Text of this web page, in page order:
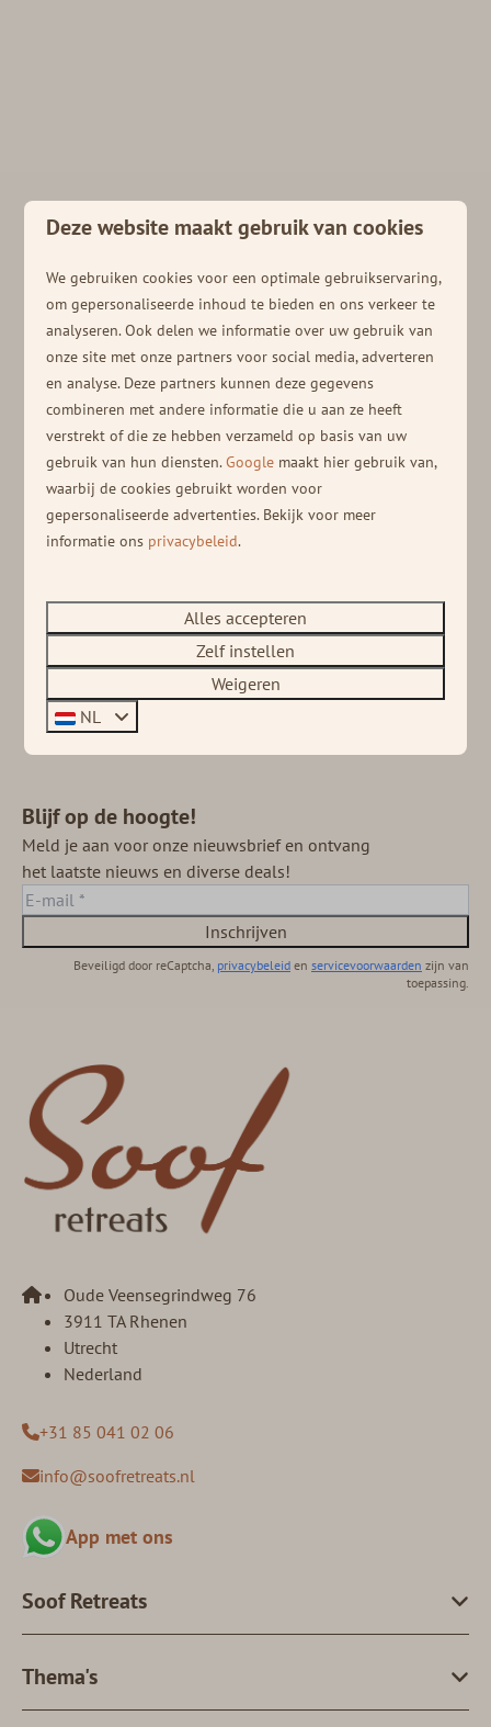
Openingstijden
Vandaag Maandag Dinsdag Woensdag
Brasserie
09:00 - 11:00
Blijf op de hoogte!
Meld je aan voor onze nieuwsbrief en ontvang
het laatste nieuws en diverse deals!
Inschrijven
Beveiligd door reCaptcha, privacybeleid en servicevoorwaarden zijn van
toepassing.
Oude Veensegrindweg 76
3911 TA Rhenen
Utrecht
Nederland
+31 85 041 02 06
info@soofretreats.nl
App met ons
Soof Retreats
Thema's
Deze website maakt gebruik van cookies
We gebruiken cookies voor een optimale gebruikservaring,
om gepersonaliseerde inhoud te bieden en ons verkeer te
analyseren. Ook delen we informatie over uw gebruik van
onze site met onze partners voor social media, adverteren
en analyse. Deze partners kunnen deze gegevens
combineren met andere informatie die u aan ze heeft
verstrekt of die ze hebben verzameld op basis van uw
gebruik van hun diensten.Google maakt hier gebruik van,
waarbij de cookies gebruikt worden voor
gepersonaliseerde advertenties. Bekijk voor meer
informatie ons privacybeleid.
Alles accepteren
Zelf instellen
Weigeren
NL